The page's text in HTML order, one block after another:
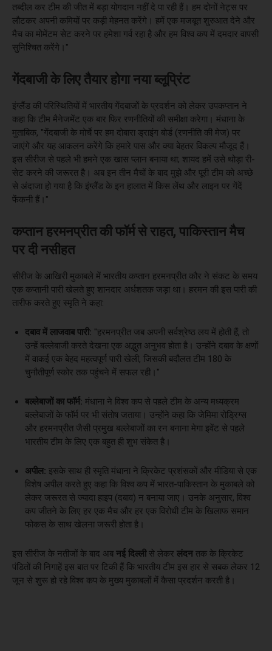
तब्दील कर टीम की जीत में बड़ा योगदान नहीं दे पा रही हैं। हम दोनों नेट्स पर
लौटकर अपनी कमियों पर कड़ी मेहनत करेंगे। हमें एक मजबूत शुरुआत देने और
मैच का मोमेंटम सेट करने पर हमेशा गर्व रहा है और हम विश्व कप में दमदार वापसी
सुनिश्चित करेंगे।"
गेंदबाजी के लिए तैयार होगा नया ब्लूप्रिंट
इंग्लैंड की परिस्थितियों में भारतीय गेंदबाजों के प्रदर्शन को लेकर उपकप्तान ने
कहा कि टीम मैनेजमेंट एक बार फिर रणनीतियों की समीक्षा करेगा। मंधाना के
मुताबिक, "गेंदबाजी के मोर्चे पर हम दोबारा ड्राइंग बोर्ड (रणनीति की मेज) पर
जाएंगे और यह आकलन करेंगे कि हमारे पास और क्या बेहतर विकल्प मौजूद हैं।
इस सीरीज से पहले भी हमने एक खास प्लान बनाया था; शायद हमें उसे थोड़ा री-
सेट करने की जरूरत है। अब इन तीन मैचों के बाद मुझे और पूरी टीम को अच्छे
से अंदाजा हो गया है कि इंग्लैंड के इन हालात में किस लेंथ और लाइन पर गेंदें
फेंकनी हैं।"
कप्तान हरमनप्रीत की फॉर्म से राहत, पाकिस्तान मैच
पर दी नसीहत
सीरीज के आखिरी मुकाबले में भारतीय कप्तान हरमनप्रीत कौर ने संकट के समय
एक कप्तानी पारी खेलते हुए शानदार अर्धशतक जड़ा था। हरमन की इस पारी की
तारीफ करते हुए स्मृति ने कहा:
दबाव में लाजवाब पारी: "हरमनप्रीत जब अपनी सर्वश्रेष्ठ लय में होती हैं, तो
उन्हें बल्लेबाजी करते देखना एक अद्भुत अनुभव होता है। उन्होंने दबाव के क्षणों
में वाकई एक बेहद महत्वपूर्ण पारी खेली, जिसकी बदौलत टीम 180 के
चुनौतीपूर्ण स्कोर तक पहुंचने में सफल रही।"
बल्लेबाजों का फॉर्म: मंधाना ने विश्व कप से पहले टीम के अन्य मध्यक्रम
बल्लेबाजों के फॉर्म पर भी संतोष जताया। उन्होंने कहा कि जेमिमा रोड्रिग्स
और हरमनप्रीत जैसी प्रमुख बल्लेबाजों का रन बनाना मेगा इवेंट से पहले
भारतीय टीम के लिए एक बहुत ही शुभ संकेत है।
अपील: इसके साथ ही स्मृति मंधाना ने क्रिकेट प्रशंसकों और मीडिया से एक
विशेष अपील करते हुए कहा कि विश्व कप में भारत-पाकिस्तान के मुकाबले को
लेकर जरूरत से ज्यादा हाइप (दबाव) न बनाया जाए। उनके अनुसार, विश्व
कप जीतने के लिए हर एक मैच और हर एक विरोधी टीम के खिलाफ समान
फोकस के साथ खेलना जरूरी होता है।
इस सीरीज के नतीजों के बाद अब नई दिल्लीसे लेकर लंदन तक के क्रिकेट
पंडितों की निगाहें इस बात पर टिकी हैं कि भारतीय टीम इस हार से सबक लेकर 12
जून से शुरू हो रहे विश्व कप के मुख्य मुकाबलों में कैसा प्रदर्शन करती है।